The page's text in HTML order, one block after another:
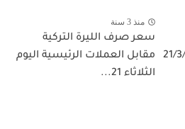
منذ 3 سنة
سعر صرف الليرة التركية
مقابل العملات الرئيسية اليوم
الثلاثاء 21...